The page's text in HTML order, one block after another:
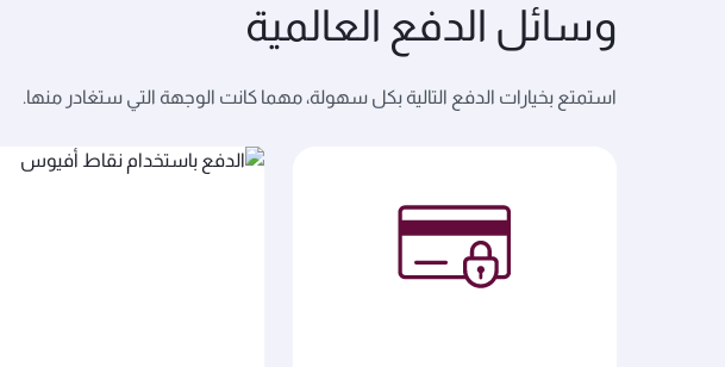
وسائل الدفع العالمية
استمتع بخيارات الدفع التالية بكل سهولة، مهما كانت الوجهة التي ستغادر منها.